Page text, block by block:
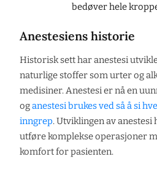
bedøver hele
Anestesiens historie
Historisk sett har anestesi
naturlige stoffer som urter og
medisiner. Anestesi er nå en
oganestesi brukes ved så å si
inngrep. Utviklingen av
utføre komplekse operasjoner
komfort for pasienten.